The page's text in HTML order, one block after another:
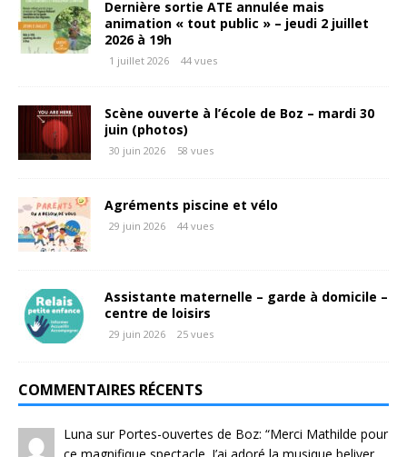
Dernière sortie ATE annulée mais
animation « tout public » – jeudi 2 juillet
2026 à 19h
1 juillet 2026 44 vues
Scène ouverte à l’école de Boz – mardi 30
juin (photos)
30 juin 2026 58 vues
Agréments piscine et vélo
29 juin 2026 44 vues
Assistante maternelle – garde à domicile –
centre de loisirs
29 juin 2026 25 vues
COMMENTAIRES RÉCENTS
Luna sur Portes-ouvertes de Boz: “Merci Mathilde pour